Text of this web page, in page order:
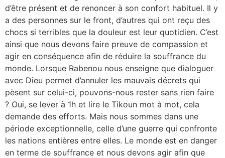
d’être présent et de renoncer à son confort habituel. Il y
a des personnes sur le front, d’autres qui ont reçu des
chocs si terribles que la douleur est leur quotidien. C’est
ainsi que nous devons faire preuve de compassion et
agir en conséquence afin de réduire la souffrance du
monde. Lorsque Rabenou nous enseigne que dialoguer
avec Dieu permet d’annuler les mauvais décrets qui
pèsent sur celui-ci, pouvons-nous rester sans rien faire
? Oui, se lever à 1h et lire le Tikoun mot à mot, cela
demande des efforts. Mais nous sommes dans une
période exceptionnelle, celle d’une guerre qui confronte
les nations entières entre elles. Le monde est en danger
en terme de souffrance et nous devons agir afin que